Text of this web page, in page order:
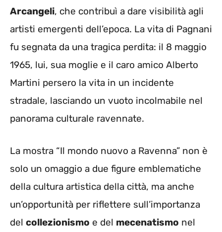
Arcangeli, che contribuì a dare visibilità agli
artisti emergenti dell’epoca. La vita di Pagnani
fu segnata da una tragica perdita: il 8 maggio
1965, lui, sua moglie e il caro amico Alberto
Martini persero la vita in un incidente
stradale, lasciando un vuoto incolmabile nel
panorama culturale ravennate.
La mostra “Il mondo nuovo a Ravenna” non è
solo un omaggio a due figure emblematiche
della cultura artistica della città, ma anche
un’opportunità per riflettere sull’importanza
del collezionismo e del mecenatismo nel